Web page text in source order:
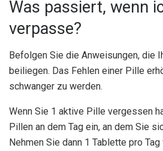
Was passiert, wenn
verpasse?
Befolgen Sie die Anweisungen, die
beiliegen. Das Fehlen einer Pille
schwanger zu werden.
Wenn Sie 1 aktive Pille vergessen
Pillen an dem Tag ein, an dem Sie
Nehmen Sie dann 1 Tablette pro